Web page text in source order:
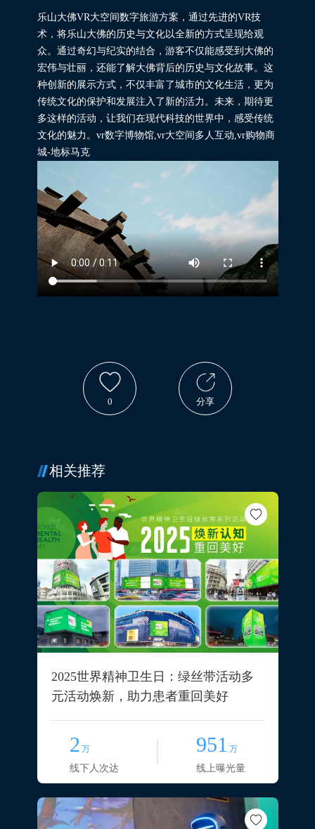
乐山大佛VR大空间数字旅游方案，通过先进的VR技
术，将乐山大佛的历史与文化以全新的方式呈现给观
众。通过奇幻与纪实的结合，游客不仅能感受到大佛的
宏伟与壮丽，还能了解大佛背后的历史与文化故事。这
种创新的展示方式，不仅丰富了城市的文化生活，更为
传统文化的保护和发展注入了新的活力。未来，期待更
多这样的活动，让我们在现代科技的世界中，感受传统
文化的魅力。vr数字博物馆,vr大空间多人互动,vr购物商
城-地标马克
0 分享
相关推荐
2025世界精神卫生日：绿丝带活动多
元活动焕新，助力患者重回美好
2 万
线下人次达
951 万
线上曝光量